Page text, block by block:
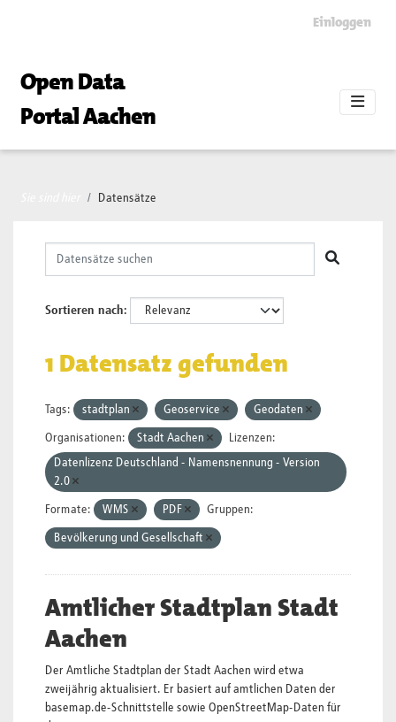
Einloggen
Open Data
Portal Aachen
Datensätze
Sortieren nach
1 Datensatz gefunden
Tags: stadtplan Geoservice Geodaten
Organisationen: Stadt Aachen
Lizenzen:
Datenlizenz Deutschland - Namensnennung - Version
2.0
Formate: WMS PDF Gruppen:
Bevölkerung und Gesellschaft
Amtlicher Stadtplan Stadt
Aachen
Der Amtliche Stadtplan der Stadt Aachen wird etwa
zweijährig aktualisiert. Er basiert auf amtlichen Daten der
basemap.de-Schnittstelle sowie OpenStreetMap-Daten für